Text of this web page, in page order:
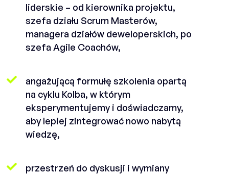
liderskie – od kierownika projektu,
szefa działu Scrum Masterów,
managera działów deweloperskich, po
szefa Agile Coachów,
angażującą formułę szkolenia opartą
na cyklu Kolba, w którym
eksperymentujemy i doświadczamy,
aby lepiej zintegrować nowo nabytą
wiedzę,
przestrzeń do dyskusji i wymiany